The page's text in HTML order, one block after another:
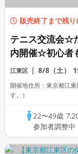
販売終了まで残り
テニス交流会☆
内開催☆初心者
しく交流！
江東区 8/8（土）
開催地住所：東京都江東区深川1-6-29 屋上テニ
す。）
22〜49歳
参加者調整中